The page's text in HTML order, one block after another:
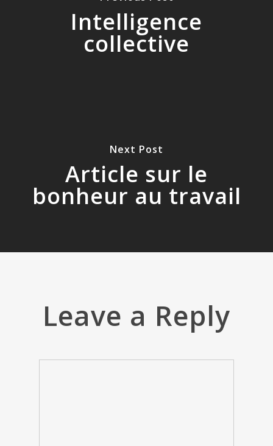
Intelligence
collective
Next Post
Article sur le
bonheur au travail
Leave a Reply